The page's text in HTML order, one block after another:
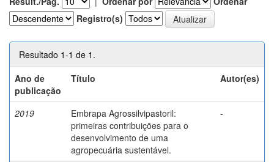
Registro(s)
Resultado 1-1 de 1.
Ano de
publicação
Título Autor(es)
2019
Embrapa Agrossilvipastoril:
primeiras contribuições para o
desenvolvimento de uma
agropecuária sustentável.
-